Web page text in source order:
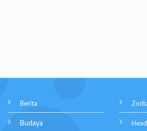
Berita
Budaya